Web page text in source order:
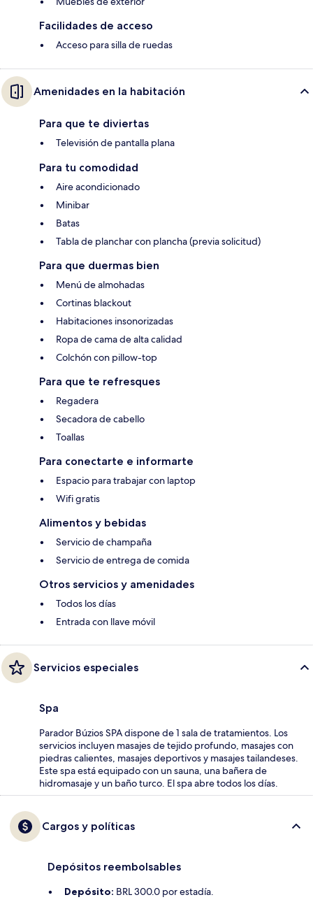
Facilidades de acceso
Acceso para silla de ruedas
Amenidades en la habitación
Para que te diviertas
Televisión de pantalla plana
Para tu comodidad
Aire acondicionado
Minibar
Batas
Tabla de planchar con plancha (previa solicitud)
Para que duermas bien
Menú de almohadas
Cortinas blackout
Habitaciones insonorizadas
Ropa de cama de alta calidad
Colchón con pillow-top
Para que te refresques
Regadera
Secadora de cabello
Toallas
Para conectarte e informarte
Espacio para trabajar con laptop
Wifi gratis
Alimentos y bebidas
Servicio de champaña
Servicio de entrega de comida
Otros servicios y amenidades
Todos los días
Entrada con llave móvil
Servicios especiales
Spa
Parador Búzios SPA dispone de 1 sala de tratamientos. Los
servicios incluyen masajes de tejido profundo, masajes con
piedras calientes, masajes deportivos y masajes tailandeses.
Este spa está equipado con un sauna, una bañera de
hidromasaje y un baño turco. El spa abre todos los días.
Cargos y políticas
Depósitos reembolsables
Depósito: BRL 300.0 por estadía.